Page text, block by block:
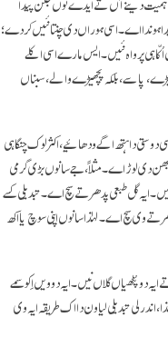
ہوندا اے۔ اسی ہوراں دی چنتا نئیں کردے؛
ہی پرواہ نئیں۔ ایس مارے اسی اکلے
پاسے، بلکہ پچھیڑے والے، سبناں
دا ہتھ اگے ودھائیے، اکثر لوک چنگا ہی
دی لوڑ اے۔ مثلاً، جے سانوں بڑی گرمی
ایہ گل طبعی پدھر تے سچ اے۔ تبدیلی کسے
وی سچ اے۔ لہٰذا سانوں اپنی سوچ یا اکھ
پُٹھیاں گلاں نیں۔ ایہ دوویں اِکو سمے
تبدیلی لیاون دا اک طریقہ ایہ وی